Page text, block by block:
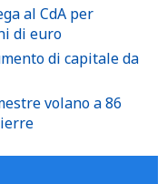
al CdA per
di euro
di capitale da
volano a 86